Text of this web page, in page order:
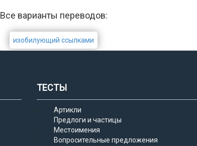
Все варианты переводов:
изобилующий ссылками
ТЕСТЫ
Артикли
Предлоги и частицы
Местоимения
Вопросительные предложения